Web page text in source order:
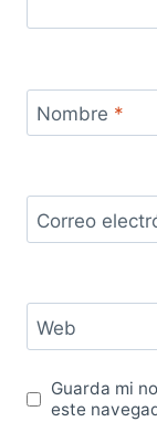
Nombre *
Correo
Web
Guarda mi
este